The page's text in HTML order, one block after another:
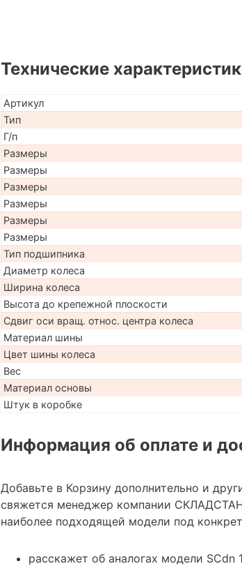
Технические
Артикул
Тип
Г/п
Размеры
Размеры
Размеры
Размеры
Размеры
Размеры
Тип подшипника
Диаметр колеса
Ширина колеса
Высота до крепежной плоскости
Сдвиг оси вращ. относ. центра колеса
Материал шины
Цвет шины колеса
Вес
Материал основы
Штук в коробке
Информация об оплате и
Добавьте в Корзину дополнительно и
свяжется менеджер компании
наиболее подходящей модели под
расскажет об аналогах модели SCdn